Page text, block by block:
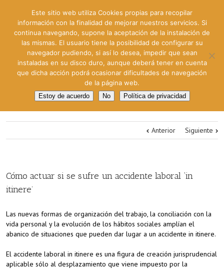
Anterior Siguiente
Cómo actuar si se sufre un accidente laboral ‘in
itinere’
Las nuevas formas de organización del trabajo, la conciliación con la
vida personal y la evolución de los hábitos sociales amplían el
abanico de situaciones que pueden dar lugar a un accidente in itinere.
El accidente laboral in itinere es una figura de creación jurisprudencial
aplicable sólo al desplazamiento que viene impuesto por la
Este sitio web utiliza Cookies propias para recopilar
información con la finalidad de mejorar nuestros servicios. Si
continua navegando, supone la aceptación de la instalación de
las mismas. El usuario tiene la posibilidad de configurar su
navegador pudiendo, si así lo desea, impedir que sean
instaladas en su disco duro, aunque deberá tener en cuenta
que dicha acción podrá ocasionar dificultades de navegación
de la página web.
Estoy de acuerdo No Política de privacidad